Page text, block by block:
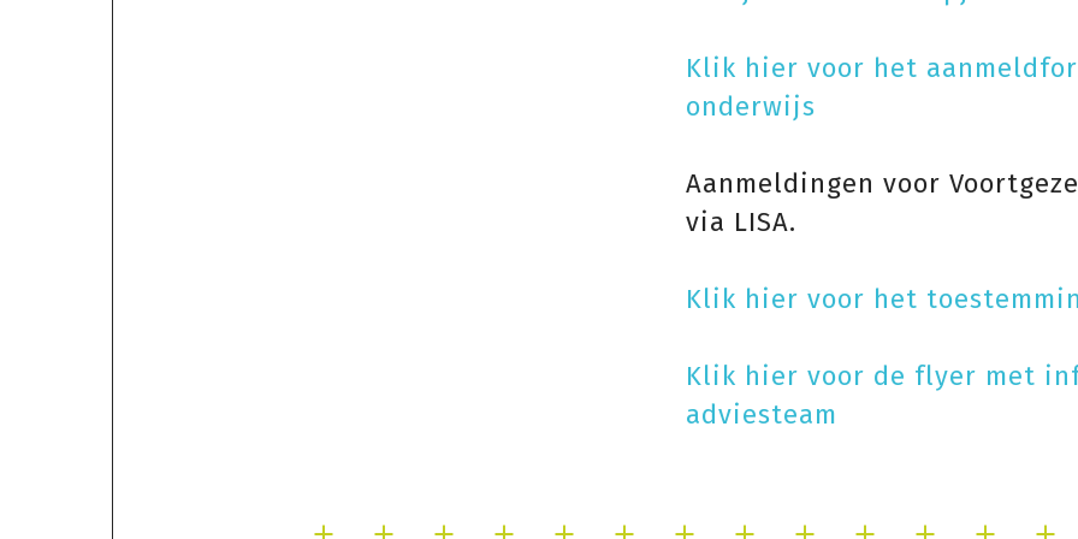
Klik hier voor het
onderwijs
Aanmeldingen voor
via LISA.
Klik hier voor het
Klik hier voor de flyer met
adviesteam